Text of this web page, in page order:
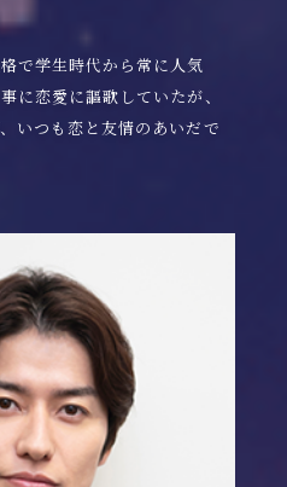
で学生時代から常に人気
に恋愛に謳歌していたが、
いつも恋と友情のあいだで